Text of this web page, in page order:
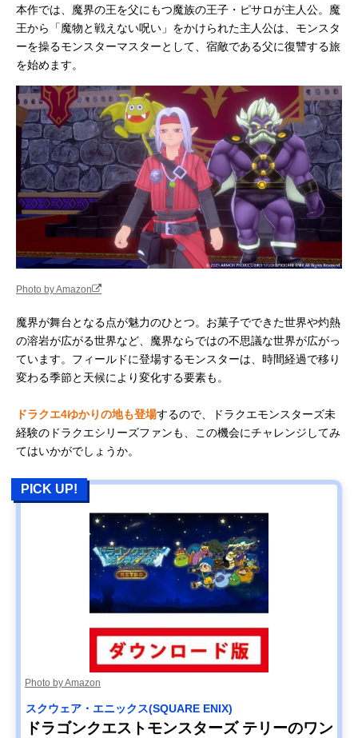
本作では、魔界の王を父にもつ魔族の王子・ピサロが主人公。魔
王から「魔物と戦えない呪い」をかけられた主人公は、モンスタ
ーを操るモンスターマスターとして、宿敵である父に復讐する旅
を始めます。
Photo by Amazon
魔界が舞台となる点が魅力のひとつ。お菓子でできた世界や灼熱
の溶岩が広がる世界など、魔界ならではの不思議な世界が広がっ
ています。フィールドに登場するモンスターは、時間経過で移り
変わる季節と天候により変化する要素も。
ドラクエ4ゆかりの地も登場するので、ドラクエモンスターズ未
経験のドラクエシリーズファンも、この機会にチャレンジしてみ
てはいかがでしょうか。
PICK UP!
Photo by Amazon
スクウェア・エニックス(SQUARE ENIX)
ドラゴンクエストモンスターズ テリーのワン